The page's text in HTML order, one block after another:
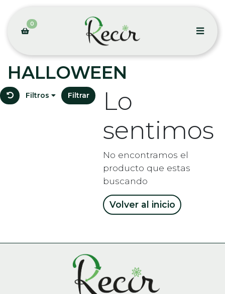
0
HALLOWEEN
Filtros Filtrar
Lo
sentimos
No encontramos el
producto que estas
buscando
Volver al inicio